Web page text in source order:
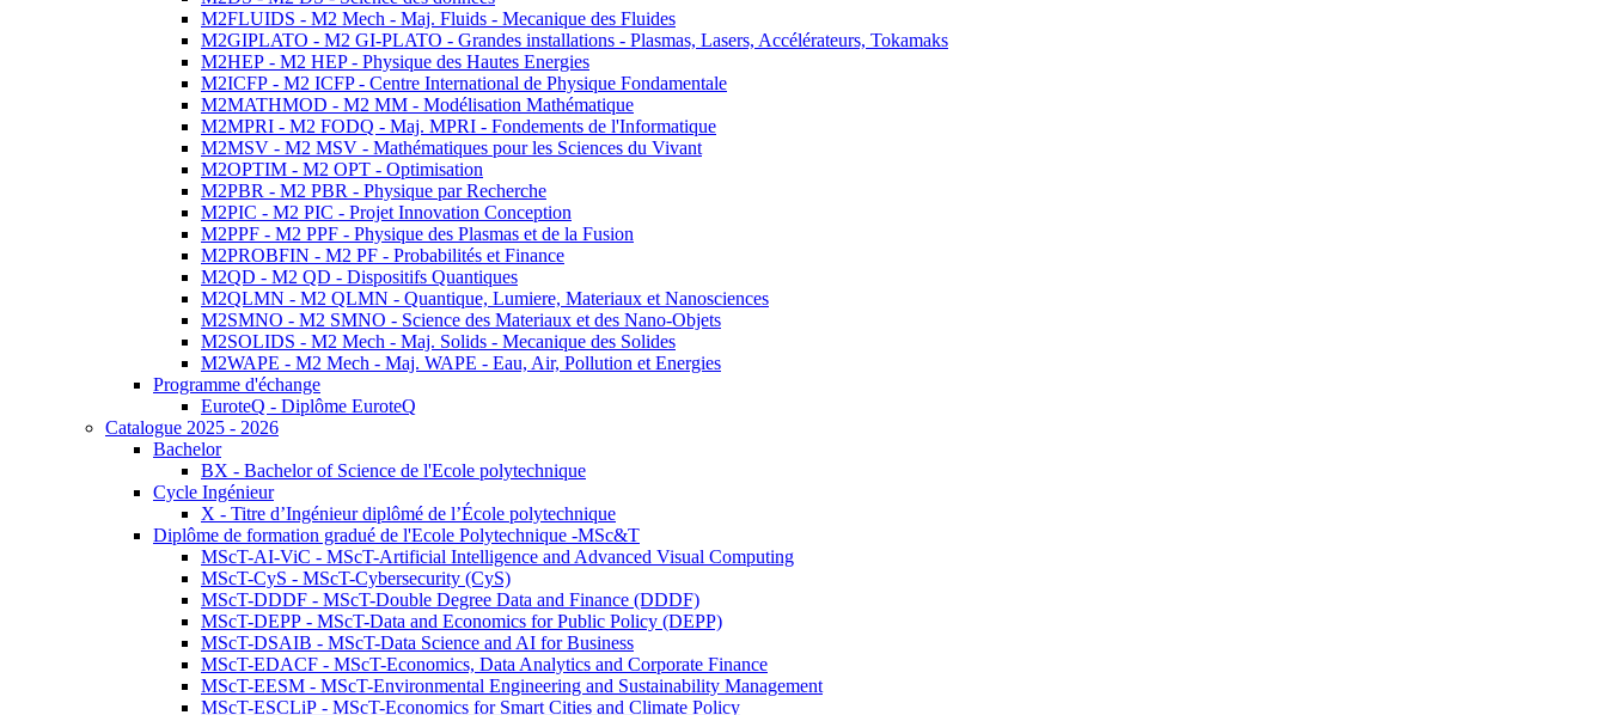
M2FLUIDS - M2 Mech - Maj. Fluids - Mecanique des Fluides
M2GIPLATO - M2 GI-PLATO - Grandes installations - Plasmas, Lasers, Accélérateurs, Tokamaks
M2HEP - M2 HEP - Physique des Hautes Energies
M2ICFP - M2 ICFP - Centre International de Physique Fondamentale
M2MATHMOD - M2 MM - Modélisation Mathématique
M2MPRI - M2 FODQ - Maj. MPRI - Fondements de l'Informatique
M2MSV - M2 MSV - Mathématiques pour les Sciences du Vivant
M2OPTIM - M2 OPT - Optimisation
M2PBR - M2 PBR - Physique par Recherche
M2PIC - M2 PIC - Projet Innovation Conception
M2PPF - M2 PPF - Physique des Plasmas et de la Fusion
M2PROBFIN - M2 PF - Probabilités et Finance
M2QD - M2 QD - Dispositifs Quantiques
M2QLMN - M2 QLMN - Quantique, Lumiere, Materiaux et Nanosciences
M2SMNO - M2 SMNO - Science des Materiaux et des Nano-Objets
M2SOLIDS - M2 Mech - Maj. Solids - Mecanique des Solides
M2WAPE - M2 Mech - Maj. WAPE - Eau, Air, Pollution et Energies
Programme d'échange
EuroteQ - Diplôme EuroteQ
Catalogue 2025 - 2026
Bachelor
BX - Bachelor of Science de l'Ecole polytechnique
Cycle Ingénieur
X - Titre d’Ingénieur diplômé de l’École polytechnique
Diplôme de formation gradué de l'Ecole Polytechnique -MSc&T
MScT-AI-ViC - MScT-Artificial Intelligence and Advanced Visual Computing
MScT-CyS - MScT-Cybersecurity (CyS)
MScT-DDDF - MScT-Double Degree Data and Finance (DDDF)
MScT-DEPP - MScT-Data and Economics for Public Policy (DEPP)
MScT-DSAIB - MScT-Data Science and AI for Business
MScT-EDACF - MScT-Economics, Data Analytics and Corporate Finance
MScT-EESM - MScT-Environmental Engineering and Sustainability Management
MScT-ESCLiP - MScT-Economics for Smart Cities and Climate Policy